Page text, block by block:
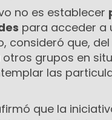
no es establecer
para acceder a
consideró que,
grupos en
las
que la